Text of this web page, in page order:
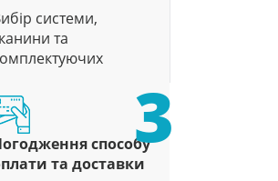
системи,
та
3
способу
та доставки